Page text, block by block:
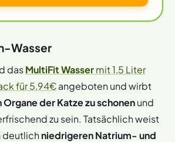
Wasser
dasMultiFit Wassermit 1,5 Liter
für 5,94€angeboten und wirbt
Organe der Katze zu schonenund
zu sein. Tatsächlich weist
deutlichniedrigeren Natrium- und